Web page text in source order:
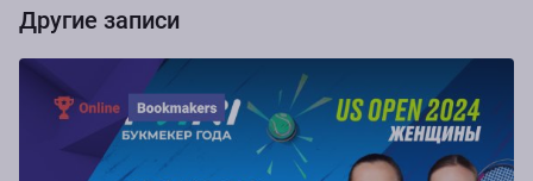
Другие записи